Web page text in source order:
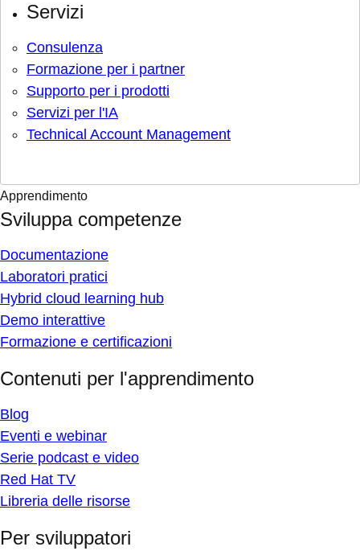
Servizi
Consulenza
Formazione per i partner
Supporto per i prodotti
Servizi per l'IA
Technical Account Management
Apprendimento
Sviluppa competenze
Documentazione
Laboratori pratici
Hybrid cloud learning hub
Demo interattive
Formazione e certificazioni
Contenuti per l'apprendimento
Blog
Eventi e webinar
Serie podcast e video
Red Hat TV
Libreria delle risorse
Per sviluppatori